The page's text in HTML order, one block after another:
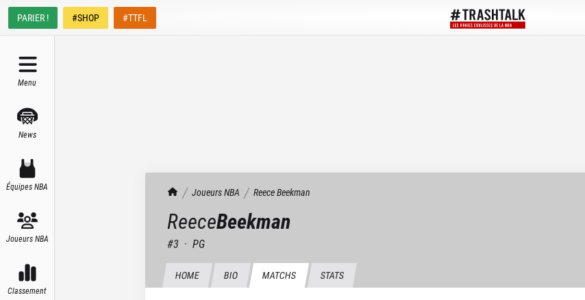
PARIER ! #SHOP #TTFL
Menu
News
Équipes NBA
Joueurs NBA
Classement
TrashTalk Actu NBA
Joueurs NBA ReeceBeekman
ReeceBeekman
#3 · PG
HOME BIO MATCHS STATS